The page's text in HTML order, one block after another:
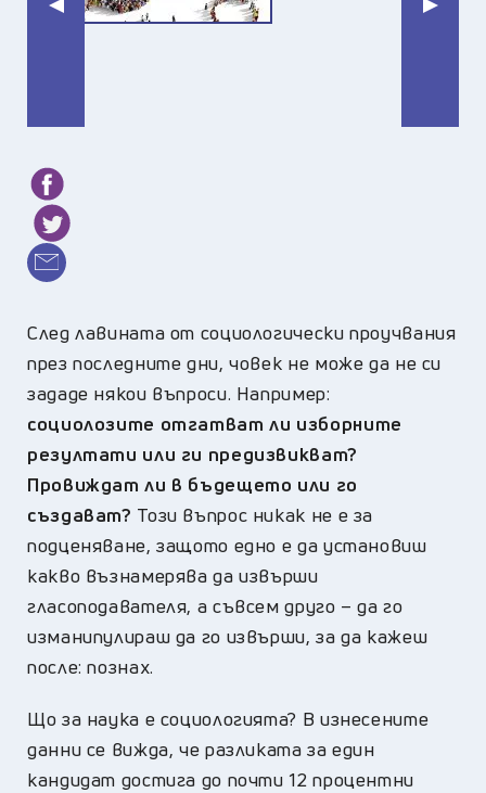
След лавината от социологически проучвания
през последните дни, човек не може да не си
зададе някои въпроси. Например:
социолозите отгатват ли изборните
резултати или ги предизвикват?
Провиждат ли в бъдещето или го
създават? Този въпрос никак не е за
подценяване, защото едно е да установиш
какво възнамерява да извърши
гласоподавателя, а съвсем друго – да го
изманипулираш да го извърши, за да кажеш
после: познах.
Що за наука е социологията? В изнесените
данни се вижда, че разликата за един
кандидат достига до почти 12 процентни